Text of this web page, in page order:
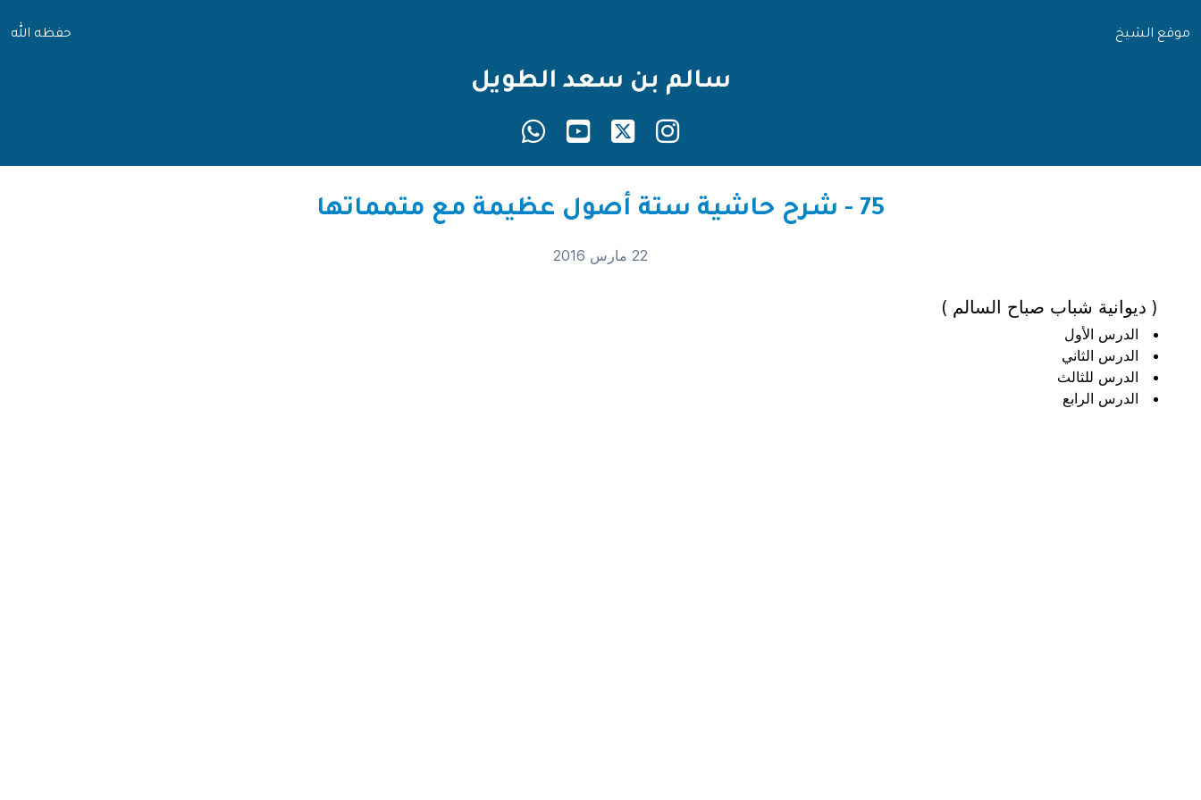
موقع الشيخ حفظه الله
سالم بن سعد الطويل
75 - شرح حاشية ستة أصول عظيمة مع متمماتها
22 مارس 2016
( ديوانية شباب صباح السالم )
الدرس الأول
الدرس الثاني
الدرس للثالث
الدرس الرابع